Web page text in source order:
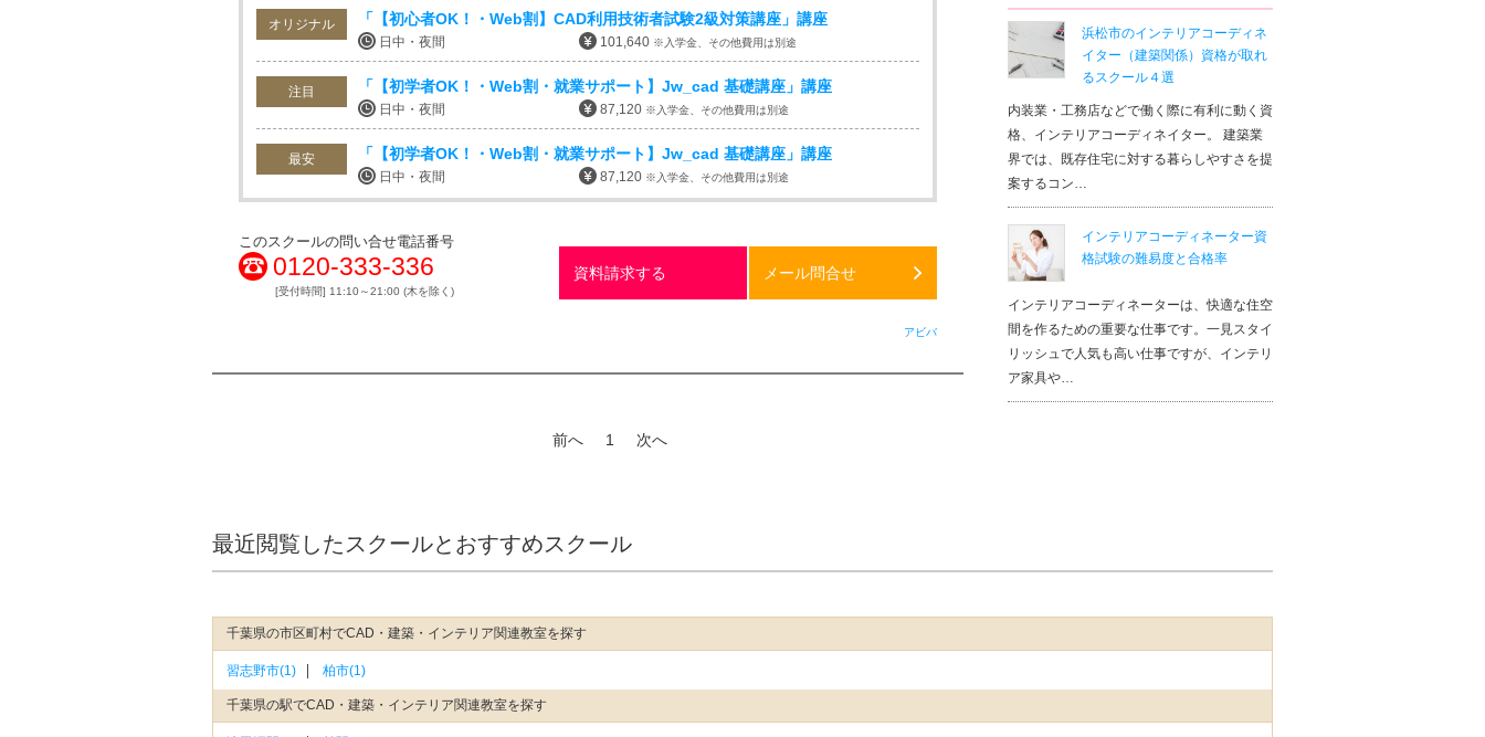
オリジナル 「【初心者OK！・Web割】CAD利用技術者試験2級対策講座」講座
日中・夜間 101,640 ※入学金、その他費用は別途
注目 「【初学者OK！・Web割・就業サポート】Jw_cad 基礎講座」講座
日中・夜間 87,120 ※入学金、その他費用は別途
最安 「【初学者OK！・Web割・就業サポート】Jw_cad 基礎講座」講座
日中・夜間 87,120 ※入学金、その他費用は別途
このスクールの問い合せ電話番号
0120-333-336
[受付時間] 11:10～21:00 (木を除く)
資料請求する メール問合せ
アビバ
前へ 1 次へ
浜松市のインテリアコーディネ
イター（建築関係）資格が取れ
るスクール４選
内装業・工務店などで働く際に有利に動く資
格、インテリアコーディネイター。 建築業
界では、既存住宅に対する暮らしやすさを提
案するコン…
インテリアコーディネーター資
格試験の難易度と合格率
インテリアコーディネーターは、快適な住空
間を作るための重要な仕事です。一見スタイ
リッシュで人気も高い仕事ですが、インテリ
ア家具や…
最近閲覧したスクールとおすすめスクール
千葉県の市区町村でCAD・建築・インテリア関連教室を探す
習志野市(1) 柏市(1)
千葉県の駅でCAD・建築・インテリア関連教室を探す